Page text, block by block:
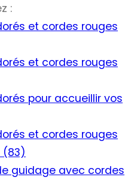
:
et cordes rouges
et cordes rouges
pour accueillir vos
et cordes rouges
(83)
guidage avec cordes